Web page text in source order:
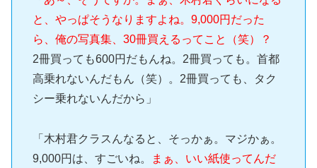
と、やっぱそうなりますよね。9,000円だった
ら、俺の写真集、30冊買えるってこと（笑）？
2冊買っても600円だもんね。2冊買っても。首都
高乗れないんだもん（笑）。2冊買っても、タク
シー乗れないんだから」
「木村君クラスんなると、そっかぁ。マジかぁ。
9,000円は、すごいね。
まぁ、いい紙使ってんだ